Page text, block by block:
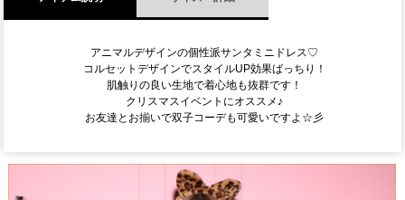
アニマルデザインの個性派サンタミニドレス♡
コルセットデザインでスタイルUP効果ばっちり！
肌触りの良い生地で着心地も抜群です！
クリスマスイベントにオススメ♪
お友達とお揃いで双子コーデも可愛いですよ☆彡